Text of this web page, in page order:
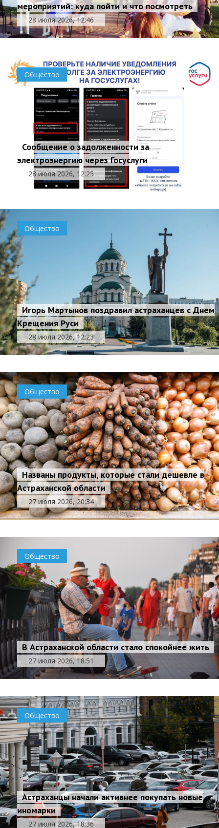
мероприятий: куда пойти и что посмотреть
28 июля 2026, 12:46
Общество
Сообщение о задолженности за
электроэнергию через Госуслуги
28 июля 2026, 12:25
Общество
Игорь Мартынов поздравил астраханцев с Днем
Крещения Руси
28 июля 2026, 12:23
Общество
Названы продукты, которые стали дешевле в
Астраханской области
27 июля 2026, 20:34
Общество
В Астраханской области стало спокойнее жить
27 июля 2026, 18:51
Общество
Астраханцы начали активнее покупать новые
иномарки
27 июля 2026, 18:36